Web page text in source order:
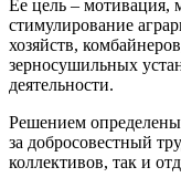
Ее цель – мотивация,
стимулирование
хозяйств,
зерносушильных
деятельности.
Решением
за добросовестный
коллективов, так и